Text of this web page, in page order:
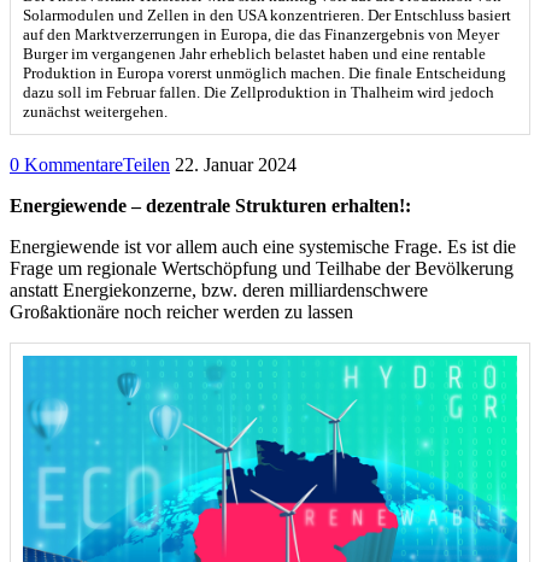
Solarmodulen und Zellen in den USA konzentrieren. Der Entschluss basiert
auf den Marktverzerrungen in Europa, die das Finanzergebnis von Meyer
Burger im vergangenen Jahr erheblich belastet haben und eine rentable
Produktion in Europa vorerst unmöglich machen. Die finale Entscheidung
dazu soll im Februar fallen. Die Zellproduktion in Thalheim wird jedoch
zunächst weitergehen.
0 KommentareTeilen 22. Januar 2024
Energiewende – dezentrale Strukturen erhalten!:
Energiewende ist vor allem auch eine systemische Frage. Es ist die
Frage um regionale Wertschöpfung und Teilhabe der Bevölkerung
anstatt Energiekonzerne, bzw. deren milliardenschwere
Großaktionäre noch reicher werden zu lassen